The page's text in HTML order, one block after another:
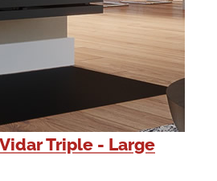
Triple - Large